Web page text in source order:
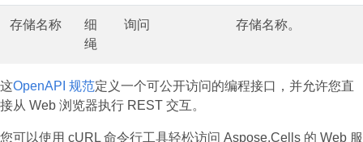
存储名称
细
绳
询问 存储名称。
这OpenAPI 规范定义一个可公开访问的编程接口，并允许您直
接从 Web 浏览器执行 REST 交互。
您可以使用 cURL 命令行工具轻松访问 Aspose.Cells 的 Web 服